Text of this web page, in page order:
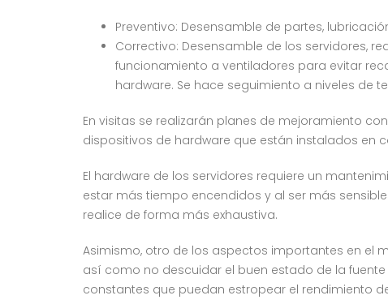
Preventivo: Desensamble de partes,
Correctivo: Desensamble de los servidores,
funcionamiento a ventiladores para evitar
hardware. Se hace seguimiento a niveles de
En visitas se realizarán planes de mejoramiento
dispositivos de hardware que están instalados en
El hardware de los servidores requiere un
estar más tiempo encendidos y al ser más
realice de forma más exhaustiva.
Asimismo, otro de los aspectos importantes en el
así como no descuidar el buen estado de la
constantes que puedan estropear el rendimiento